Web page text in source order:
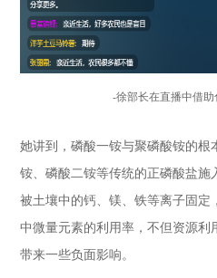
-徐部长在直播中借
她讲到，磷酸一铵与聚磷酸铵的根
铵、磷酸二铵等传统的正磷酸盐施
被土壤中的钙、镁、铁等离子固定
中微量元素的利用率，不但资源利
带来一些负面影响。